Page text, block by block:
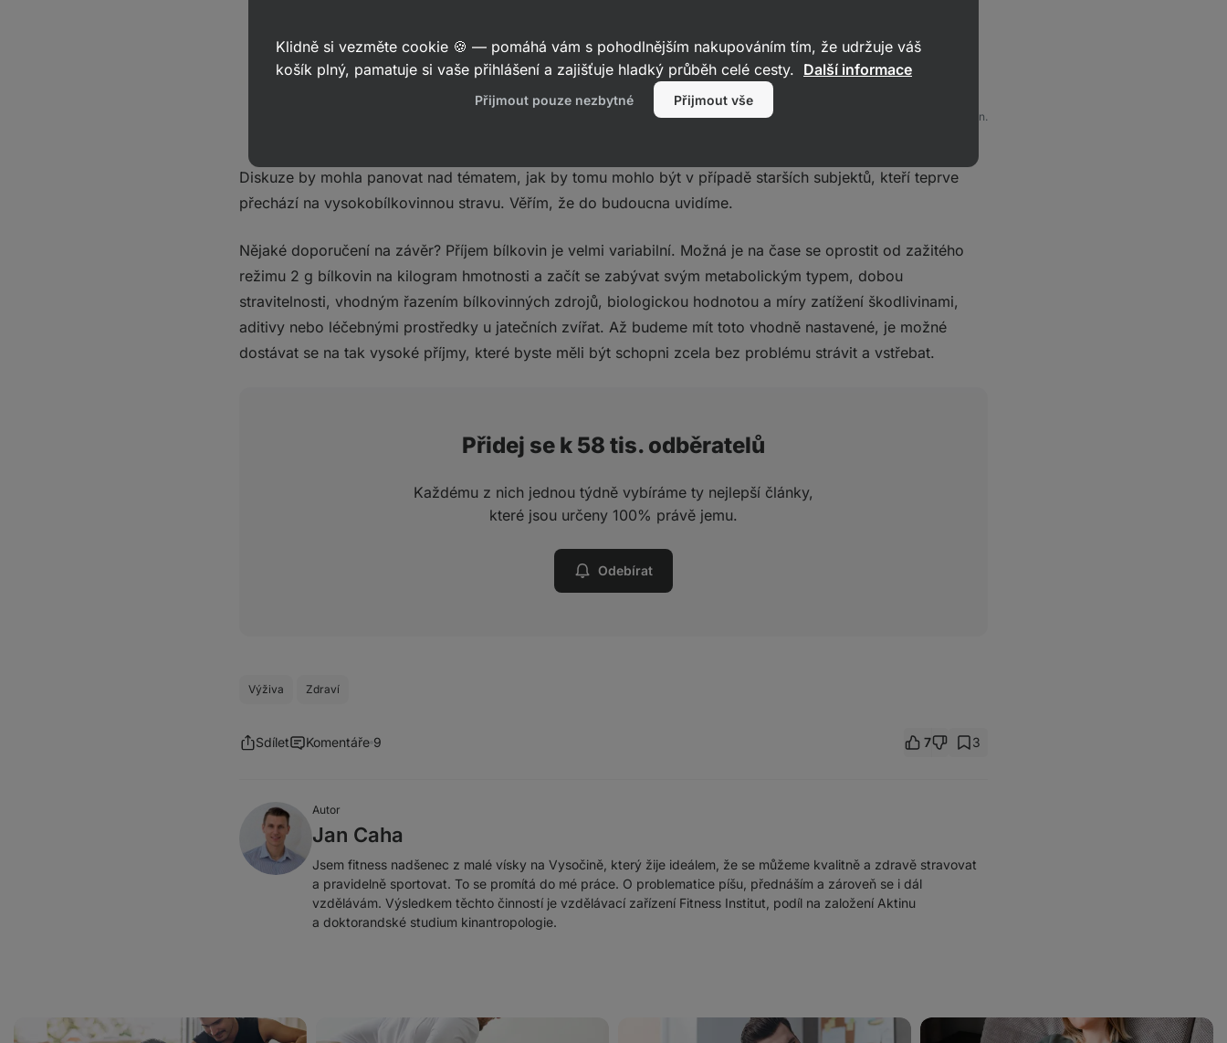
Biologická hodnota udávající stravitelnost bílkovin.
Diskuze by mohla panovat nad tématem, jak by tomu mohlo být v případě starších subjektů, kteří teprve
přechází na vysokobílkovinnou stravu. Věřím, že do budoucna uvidíme.
Nějaké doporučení na závěr? Příjem bílkovin je velmi variabilní. Možná je na čase se oprostit od zažitého
režimu 2 g bílkovin na kilogram hmotnosti a začít se zabývat svým metabolickým typem, dobou
stravitelnosti, vhodným řazením bílkovinných zdrojů, biologickou hodnotou a míry zatížení škodlivinami,
aditivy nebo léčebnými prostředky u jatečních zvířat. Až budeme mít toto vhodně nastavené, je možné
dostávat se na tak vysoké příjmy, které byste měli být schopni zcela bez problému strávit a vstřebat.
Přidej se k 58 tis. odběratelů
Každému z nich jednou týdně vybíráme ty nejlepší články,
které jsou určeny 100% právě jemu.
Odebírat
Výživa Zdraví
Sdílet Komentáře 9 7 3
Autor
Jan Caha
Jsem fitness nadšenec z malé vísky na Vysočině, který žije ideálem, že se můžeme kvalitně a zdravě stravovat
a pravidelně sportovat. To se promítá do mé práce. O problematice píšu, přednáším a zároveň se i dál
vzdělávám. Výsledkem těchto činností je vzdělávací zařízení Fitness Institut, podíl na založení Aktinu
a doktorandské studium kinantropologie.
Klidně si vezměte cookie 🍪 — pomáhá vám s pohodlnějším nakupováním tím, že udržuje váš
košík plný, pamatuje si vaše přihlášení a zajišťuje hladký průběh celé cesty. Další informace
Přijmout pouze nezbytné Přijmout vše